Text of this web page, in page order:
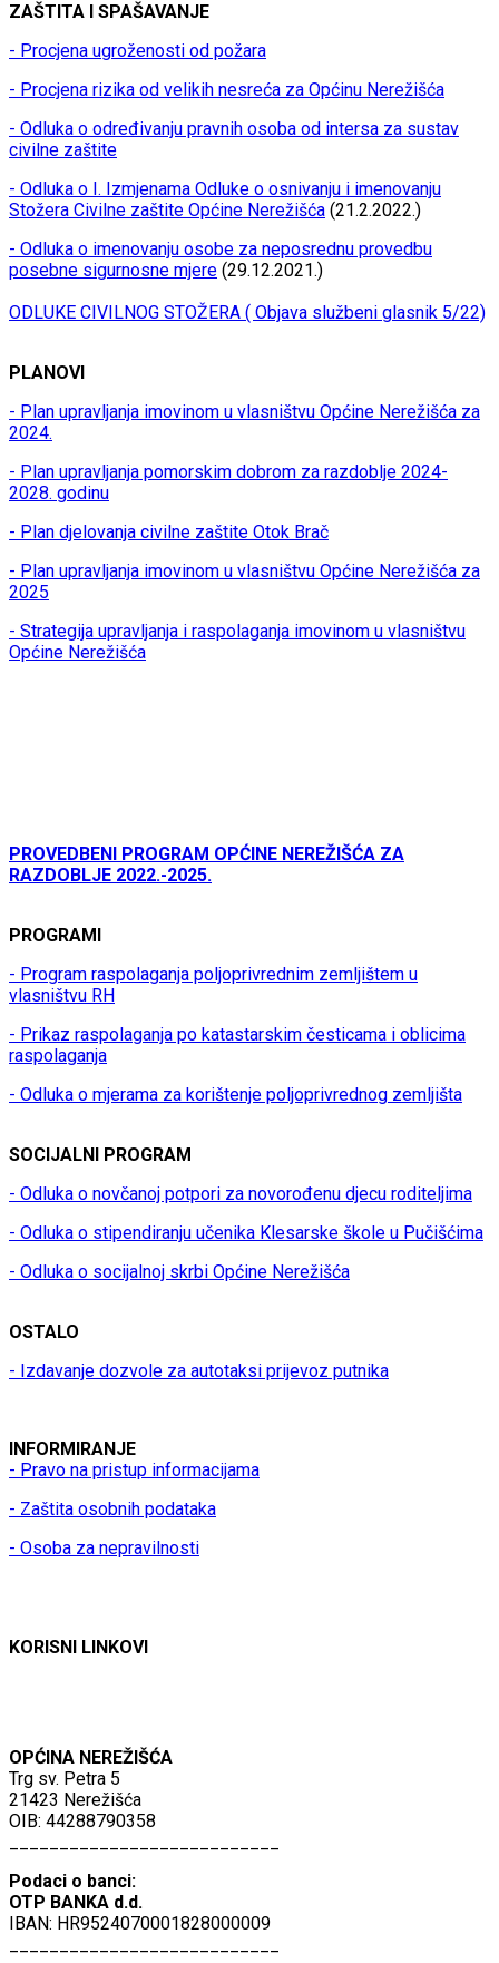
ZAŠTITA I SPAŠAVANJE
- Procjena ugroženosti od požara
- Procjena rizika od velikih nesreća za Općinu Nerežišća
- Odluka o određivanju pravnih osoba od intersa za sustav
civilne zaštite
- Odluka o I. Izmjenama Odluke o osnivanju i imenovanju
Stožera Civilne zaštite Općine Nerežišća (21.2.2022.)
- Odluka o imenovanju osobe za neposrednu provedbu
posebne sigurnosne mjere (29.12.2021.)
ODLUKE CIVILNOG STOŽERA ( Objava službeni glasnik 5/22)
PLANOVI
- Plan upravljanja imovinom u vlasništvu Općine Nerežišća za
2024.
- Plan upravljanja pomorskim dobrom za razdoblje 2024-
2028. godinu
- Plan djelovanja civilne zaštite Otok Brač
- Plan upravljanja imovinom u vlasništvu Općine Nerežišća za
2025
- Strategija upravljanja i raspolaganja imovinom u vlasništvu
Općine Nerežišća
PROVEDBENI PROGRAM OPĆINE NEREŽIŠĆA ZA
RAZDOBLJE 2022.-2025.
PROGRAMI
- Program raspolaganja poljoprivrednim zemljištem u
vlasništvu RH
- Prikaz raspolaganja po katastarskim česticama i oblicima
raspolaganja
- Odluka o mjerama za korištenje poljoprivrednog zemljišta
SOCIJALNI PROGRAM
- Odluka o novčanoj potpori za novorođenu djecu roditeljima
- Odluka o stipendiranju učenika Klesarske škole u Pučišćima
- Odluka o socijalnoj skrbi Općine Nerežišća
OSTALO
- Izdavanje dozvole za autotaksi prijevoz putnika
INFORMIRANJE
- Pravo na pristup informacijama
- Zaštita osobnih podataka
- Osoba za nepravilnosti
KORISNI LINKOVI
OPĆINA NEREŽIŠĆA
Trg sv. Petra 5
21423 Nerežišća
OIB: 44288790358
Podaci o banci:
OTP BANKA d.d.
IBAN: HR9524070001828000009